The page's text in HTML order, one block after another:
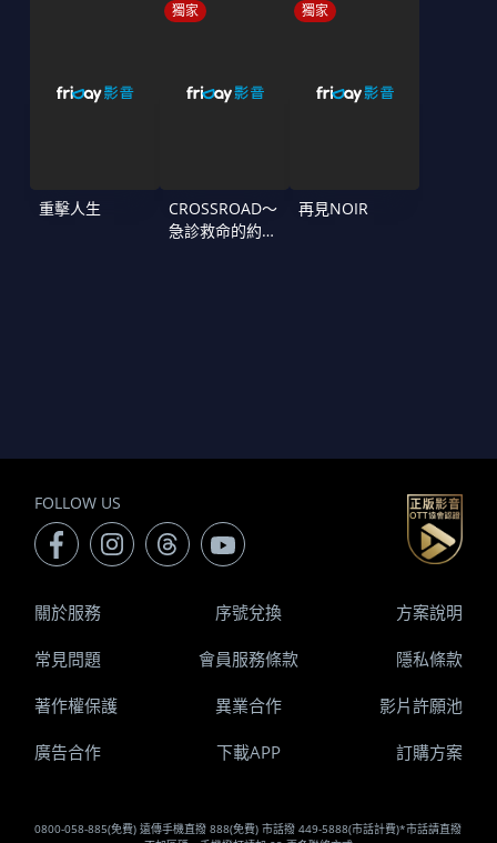
重擊人生
獨家
CROSSROAD～
急診救命的約定
獨家
再見NOIR
FOLLOW US
0800-058-885(免費) 遠傳手機直撥 888(免費) 市話撥 449-5888(市話計費)*市話請直撥
關於服務 序號兌換 方案說明
常見問題 會員服務條款 隱私條款
著作權保護 異業合作 影片許願池
廣告合作 下載APP 訂購方案